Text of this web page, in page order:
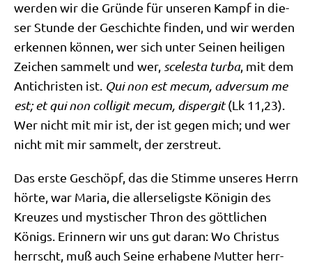
wer­den wir die Grün­de für unse­ren Kampf in die­
ser Stun­de der Geschich­te fin­den, und wir wer­den
erken­nen kön­nen, wer sich unter Sei­nen hei­li­gen
Zei­chen sam­melt und wer, sce­le­sta tur­ba, mit dem
Anti­chri­sten ist. Qui non est mecum, adver­sum me
est; et qui non col­li­git mecum, disper­git(Lk 11,23).
Wer nicht mit mir ist, der ist gegen mich; und wer
nicht mit mir sam­melt, der zerstreut.
Das erste Geschöpf, das die Stim­me unse­res Herrn
hör­te, war Maria, die aller­se­lig­ste Köni­gin des
Kreu­zes und mysti­scher Thron des gött­li­chen
Königs. Erin­nern wir uns gut dar­an: Wo Chri­stus
herrscht, muß auch Sei­ne erha­be­ne Mut­ter herr­